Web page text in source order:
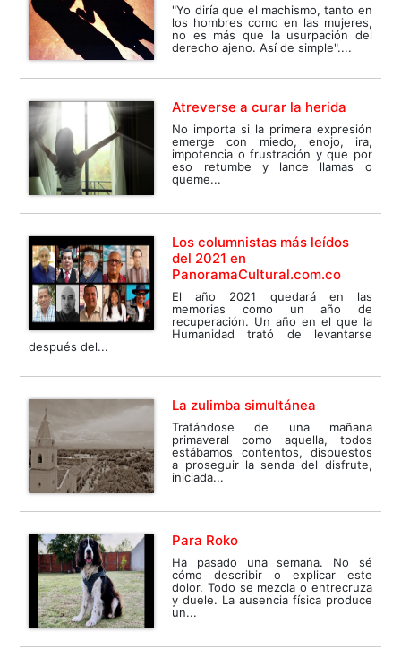
"Yo diría que el machismo, tanto en
los hombres como en las mujeres,
no es más que la usurpación del
derecho ajeno. Así de simple"....
Atreverse a curar la herida
No importa si la primera expresión
emerge con miedo, enojo, ira,
impotencia o frustración y que por
eso retumbe y lance llamas o
queme...
Los columnistas más leídos
del 2021 en
PanoramaCultural.com.co
El año 2021 quedará en las
memorias como un año de
recuperación. Un año en el que la
Humanidad trató de levantarse
después del...
La zulimba simultánea
Tratándose de una mañana
primaveral como aquella, todos
estábamos contentos, dispuestos
a proseguir la senda del disfrute,
iniciada...
Para Roko
Ha pasado una semana. No sé
cómo describir o explicar este
dolor. Todo se mezcla o entrecruza
y duele. La ausencia física produce
un...